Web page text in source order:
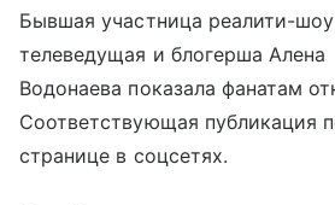
Бывшая участница реалити-
телеведущая и блогерша Алена
Водонаева показала фанатам
Соответствующая публикация
странице в соцсетях.